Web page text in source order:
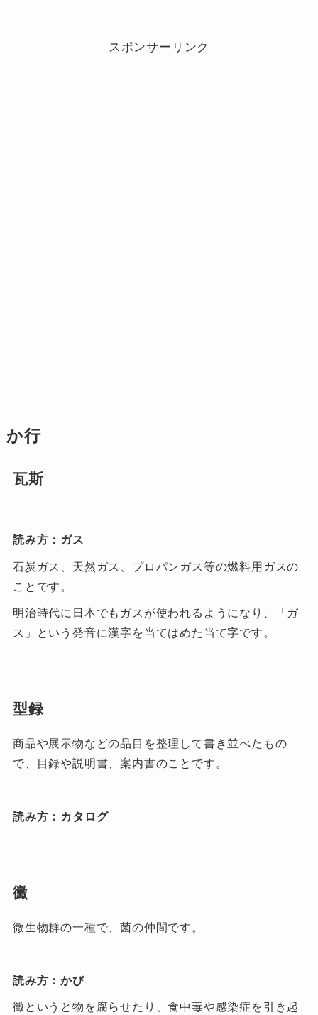
スポンサーリンク
か行
瓦斯
読み方：ガス
石炭ガス、天然ガス、プロパンガス等の燃料用ガスの
ことです。
明治時代に日本でもガスが使われるようになり、「ガ
ス」という発音に漢字を当てはめた当て字です。
型録
商品や展示物などの品目を整理して書き並べたもの
で、目録や説明書、案内書のことです。
読み方：カタログ
黴
微生物群の一種で、菌の仲間です。
読み方：かび
黴というと物を腐らせたり、食中毒や感染症を引き起